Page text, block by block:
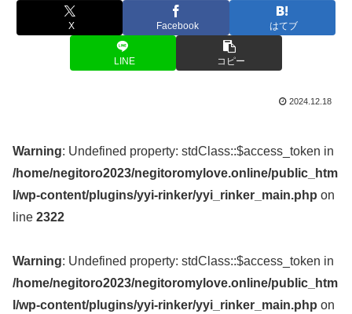
X Facebook はてブ
LINE コピー
2024.12.18
Warning: Undefined property: stdClass::$access_token in
/home/negitoro2023/negitoromylove.online/public_htm
l/wp-content/plugins/yyi-rinker/yyi_rinker_main.php on
line 2322
Warning: Undefined property: stdClass::$access_token in
/home/negitoro2023/negitoromylove.online/public_htm
l/wp-content/plugins/yyi-rinker/yyi_rinker_main.php on